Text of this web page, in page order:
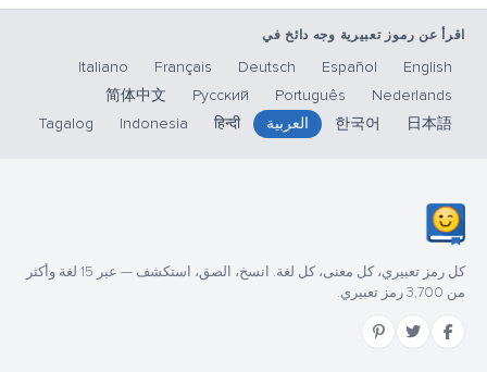
اقرأ عن رموز تعبيرية وجه دائخ في
English
Español
Deutsch
Français
Italiano
Nederlands
Português
Русский
简体中文
日本語
한국어 العربية हिन्दी
Indonesia
Tagalog
كل رمز تعبيري، كل معنى، كل لغة. انسخ، الصق، استكشف — عبر 15 لغة وأكثر
من 3,700 رمز تعبيري.